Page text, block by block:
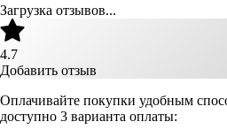
Загрузка отзывов...
4.7
Добавить отзыв
Оплачивайте покупки удобным
доступно 3 варианта оплаты: